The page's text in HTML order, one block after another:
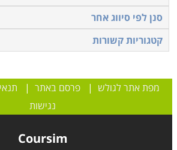
סנן לפי סיווג אחר
קטגוריות קשורות
מפת אתר לגולש |פרסם באתר |
נגישות
Coursim